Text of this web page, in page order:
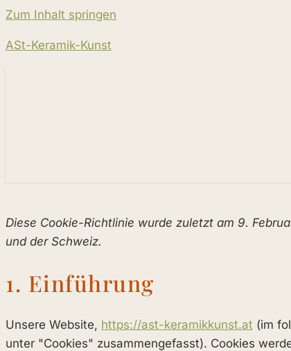
Zum Inhalt springen
ASt-Keramik-Kunst
Diese Cookie-Richtlinie wurde zuletzt am 9.
und der Schweiz.
1. Einführung
Unsere Website, https://ast-keramikkunst.at (im
unter "Cookies" zusammengefasst). Cookies